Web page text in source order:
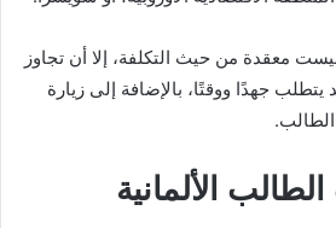
معقدة من حيث التكلفة، إلا أن تجاوز
يتطلب جهدًا ووقتًا، بالإضافة إلى زيارة
الألمانية